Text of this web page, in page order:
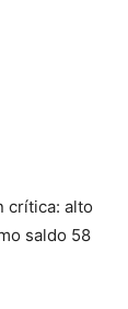
crítica: alto
saldo 58